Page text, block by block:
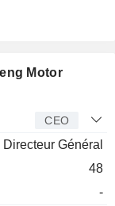
Motor
CEO
Directeur Général
48
-